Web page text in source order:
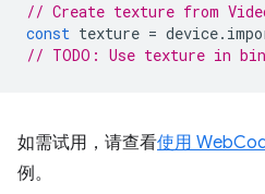
// Create texture from
const texture = device.
// TODO: Use texture in
如需试用，请查看使用
例。